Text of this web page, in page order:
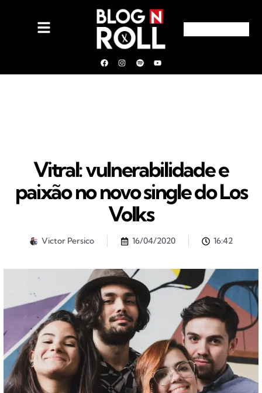
Vitral: vulnerabilidade e
paixão no novo single do Los
Volks
Victor Persico 16/04/2020 16:42